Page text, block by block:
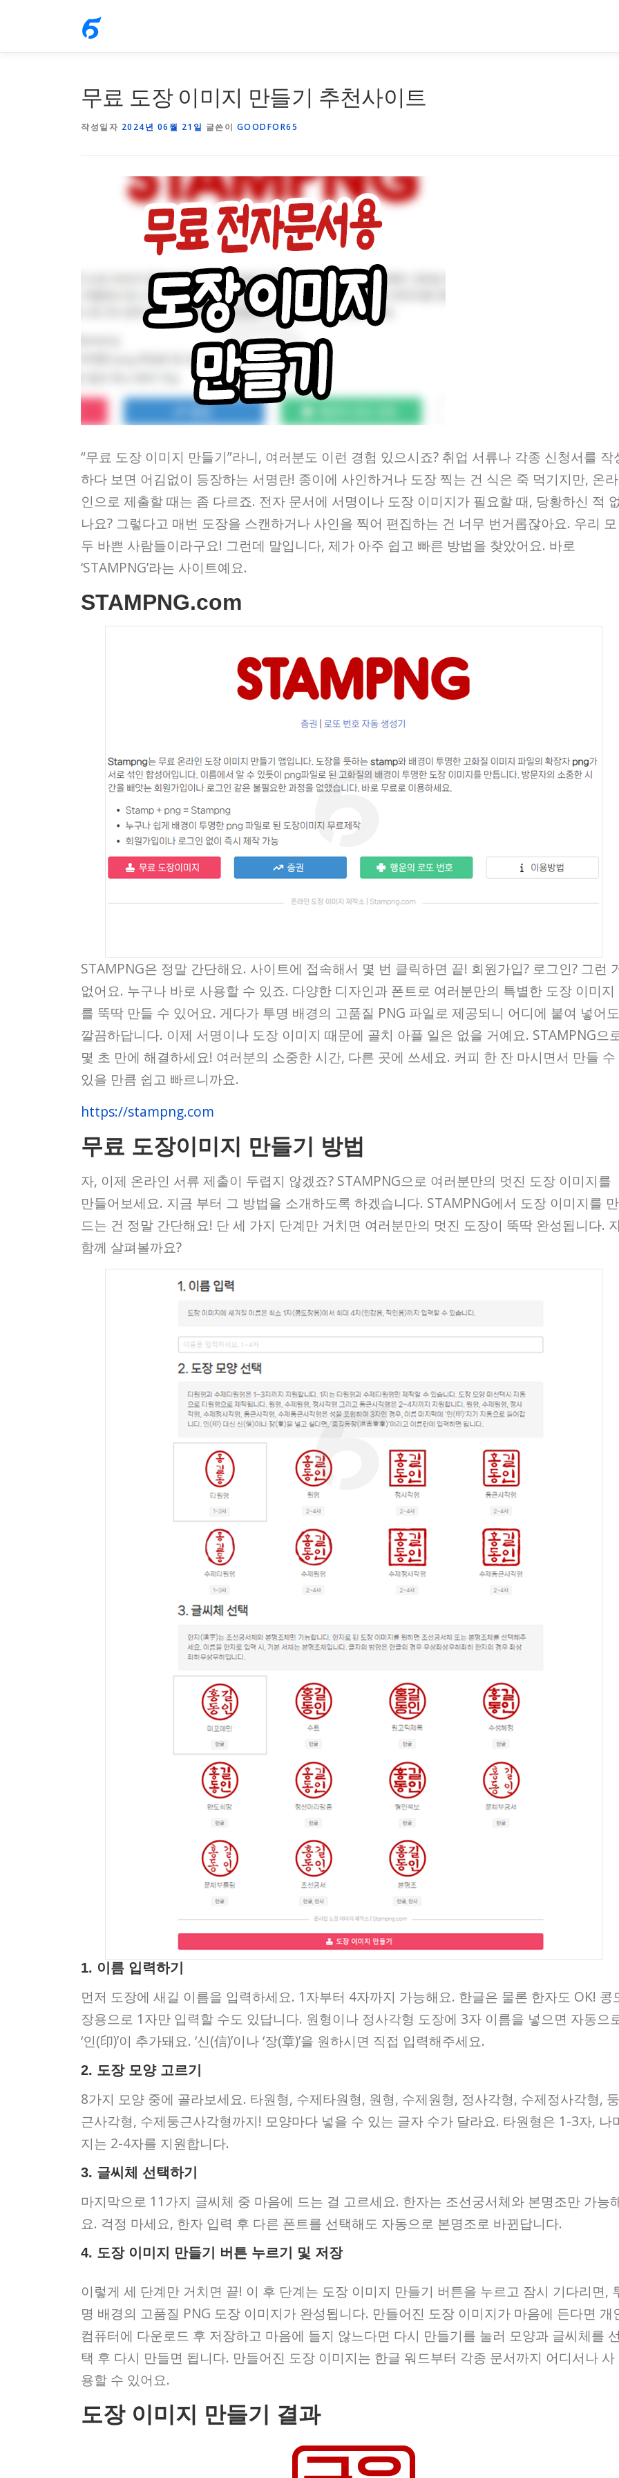
으
무료 도장 이미지 만들기 추천사이트
작성일자 2024년 06월 21일 글쓴이 GOODFOR65
“무료 도장 이미지 만들기”라니, 여러분도 이런 경험 있으시죠? 취업 서류나 각종 신청서를 작
하다 보면 어김없이 등장하는 서명란! 종이에 사인하거나 도장 찍는 건 식은 죽 먹기지만, 온라
인으로 제출할 때는 좀 다르죠. 전자 문서에 서명이나 도장 이미지가 필요할 때, 당황하신 적 없
나요? 그렇다고 매번 도장을 스캔하거나 사인을 찍어 편집하는 건 너무 번거롭잖아요. 우리 모
두 바쁜 사람들이라구요! 그런데 말입니다, 제가 아주 쉽고 빠른 방법을 찾았어요. 바로
‘STAMPNG’라는 사이트예요.
STAMPNG.com
STAMPNG은 정말 간단해요. 사이트에 접속해서 몇 번 클릭하면 끝! 회원가입? 로그인? 그런
없어요. 누구나 바로 사용할 수 있죠. 다양한 디자인과 폰트로 여러분만의 특별한 도장 이미지
를 뚝딱 만들 수 있어요. 게다가 투명 배경의 고품질 PNG 파일로 제공되니 어디에 붙여 넣어도
깔끔하답니다. 이제 서명이나 도장 이미지 때문에 골치 아플 일은 없을 거예요. STAMPNG으
몇 초 만에 해결하세요! 여러분의 소중한 시간, 다른 곳에 쓰세요. 커피 한 잔 마시면서 만들 수
있을 만큼 쉽고 빠르니까요.
https://stampng.com
무료 도장이미지 만들기 방법
자, 이제 온라인 서류 제출이 두렵지 않겠죠? STAMPNG으로 여러분만의 멋진 도장 이미지를
만들어보세요. 지금 부터 그 방법을 소개하도록 하겠습니다. STAMPNG에서 도장 이미지를 만
드는 건 정말 간단해요! 단 세 가지 단계만 거치면 여러분만의 멋진 도장이 뚝딱 완성됩니다.
함께 살펴볼까요?
1. 이름 입력하기
먼저 도장에 새길 이름을 입력하세요. 1자부터 4자까지 가능해요. 한글은 물론 한자도 OK! 콩
장용으로 1자만 입력할 수도 있답니다. 원형이나 정사각형 도장에 3자 이름을 넣으면 자동으
‘인(印)’이 추가돼요. ‘신(信)’이나 ‘장(章)’을 원하시면 직접 입력해주세요.
2. 도장 모양 고르기
8가지 모양 중에 골라보세요. 타원형, 수제타원형, 원형, 수제원형, 정사각형, 수제정사각형, 둥
근사각형, 수제둥근사각형까지! 모양마다 넣을 수 있는 글자 수가 달라요. 타원형은 1-3자, 나
지는 2-4자를 지원합니다.
3. 글씨체 선택하기
마지막으로 11가지 글씨체 중 마음에 드는 걸 고르세요. 한자는 조선궁서체와 본명조만 가능
요. 걱정 마세요, 한자 입력 후 다른 폰트를 선택해도 자동으로 본명조로 바뀐답니다.
4. 도장 이미지 만들기 버튼 누르기 및 저장
이렇게 세 단계만 거치면 끝! 이 후 단계는 도장 이미지 만들기 버튼을 누르고 잠시 기다리면,
명 배경의 고품질 PNG 도장 이미지가 완성됩니다. 만들어진 도장 이미지가 마음에 든다면 개
컴퓨터에 다운로드 후 저장하고 마음에 들지 않느다면 다시 만들기를 눌러 모양과 글씨체를 선
택 후 다시 만들면 됩니다. 만들어진 도장 이미지는 한글 워드부터 각종 문서까지 어디서나 사
용할 수 있어요.
도장 이미지 만들기 결과